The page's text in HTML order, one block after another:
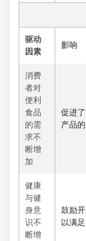
驱动
因素
影响
消费
者对
便利
食品
的需
求不
断增
加
促进
产品的
健康
与健
身意
识不
断增
鼓励
以满